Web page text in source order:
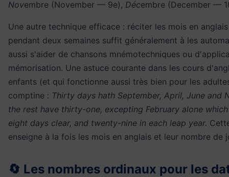
Novembre (November — 9e), Décembre (December —
Une autre technique efficace : réciter les mois en
pendant deux semaines suffit généralement à les
aussi s'aider de chansons mnémotechniques ou
mémorisation. Une astuce courante dans les cours
enfants (et qui fonctionne aussi très bien pour les
comptine : Thirty days hath September, April, June and
the rest have thirty-one, excepting February alone
eight days clear, and twenty-nine in each leap year.
enseigne à la fois les mois en anglais et leur nombre de
🔄 Les nombres ordinaux pour les